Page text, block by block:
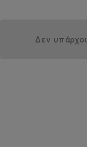
Δεν